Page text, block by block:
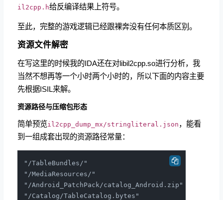
il2cpp.h给反编译结果上符号。
至此，完整的游戏逻辑已经跟裸奔没有任何本质区别。
资源文件解密
在写这里的时候我的IDA还在对libil2cpp.so进行分析，我
当然不想再等一个小时两个小时的，所以下面的内容主要
先根据ISIL来解。
资源路径与压缩包形态
简单预览il2cpp_dump_mx/stringliteral.json，能看
到一组成套出现的资源路径常量：
"/TableBundles/"
"/MediaResources/"
"/Android_PatchPack/catalog_Android.zip"
"/Catalog/TableCatalog.bytes"